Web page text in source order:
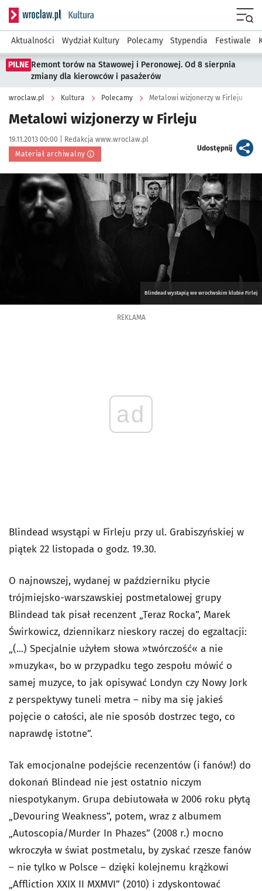
Serwis informacyjny wroclaw.pl podserwis: Kultura
Aktualności Wydział Kultury Polecamy Stypendia Festiwale
PILNE Remont torów na Stawowej i Peronowej. Od 8 sierpnia
zmiany dla kierowców i pasażerów
wroclaw.pl Kultura Polecamy Metalowi wizjonerzy w Firleju
Metalowi wizjonerzy w Firleju
Data publikacji:
19.11.2013 00:00 | Autor:
Redakcja www.wroclaw.pl
Materiał archiwalny
Udostępnijartykuł
Kliknij, aby powiększyć
Blindead wystapią we wrocłwskim klubie Firlej
REKLAMA
ad
Blindead wsystąpi w Firleju przy ul. Grabiszyńskiej w
piątek 22 listopada o godz. 19.30.
O najnowszej, wydanej w październiku płycie
trójmiejsko-warszawskiej postmetalowej grupy
Blindead tak pisał recenzent „Teraz Rocka”, Marek
Świrkowicz, dziennikarz nieskory raczej do egzaltacji:
„(...) Specjalnie użyłem słowa »twórczość« a nie
»muzyka«, bo w przypadku tego zespołu mówić o
samej muzyce, to jak opisywać Londyn czy Nowy Jork
z perspektywy tuneli metra – niby ma się jakieś
pojęcie o całości, ale nie sposób dostrzec tego, co
naprawdę istotne”.
Tak emocjonalne podejście recenzentów (i fanów!) do
dokonań Blindead nie jest ostatnio niczym
niespotykanym. Grupa debiutowała w 2006 roku płytą
„Devouring Weakness”, potem, wraz z albumem
„Autoscopia/Murder In Phazes” (2008 r.) mocno
wkroczyła w świat postmetalu, by zyskać rzesze fanów
– nie tylko w Polsce – dzięki kolejnemu krążkowi
„Affliction XXIX II MXMVI” (2010) i zdyskontować